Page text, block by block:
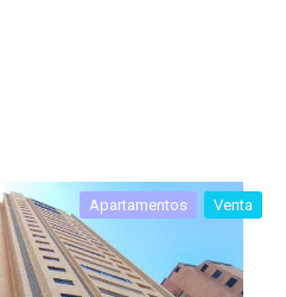
Apartamentos Venta